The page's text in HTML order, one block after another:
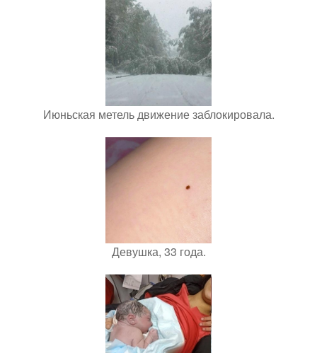
Июньская метель движение заблокировала.
Девушка, 33 года.